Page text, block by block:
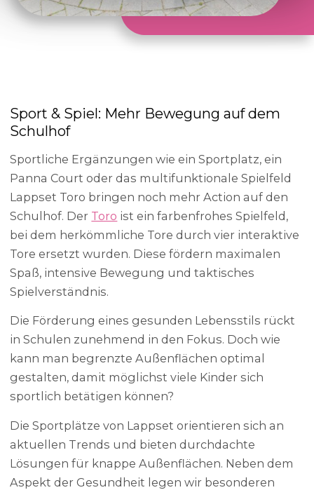
Sport & Spiel: Mehr Bewegung auf dem
Schulhof
Sportliche Ergänzungen wie ein Sportplatz, ein
Panna Court oder das multifunktionale Spielfeld
Lappset Toro bringen noch mehr Action auf den
Schulhof. Der Toro ist ein farbenfrohes Spielfeld,
bei dem herkömmliche Tore durch vier interaktive
Tore ersetzt wurden. Diese fördern maximalen
Spaß, intensive Bewegung und taktisches
Spielverständnis.
Die Förderung eines gesunden Lebensstils rückt
in Schulen zunehmend in den Fokus. Doch wie
kann man begrenzte Außenflächen optimal
gestalten, damit möglichst viele Kinder sich
sportlich betätigen können?
Die Sportplätze von Lappset orientieren sich an
aktuellen Trends und bieten durchdachte
Lösungen für knappe Außenflächen. Neben dem
Aspekt der Gesundheit legen wir besonderen